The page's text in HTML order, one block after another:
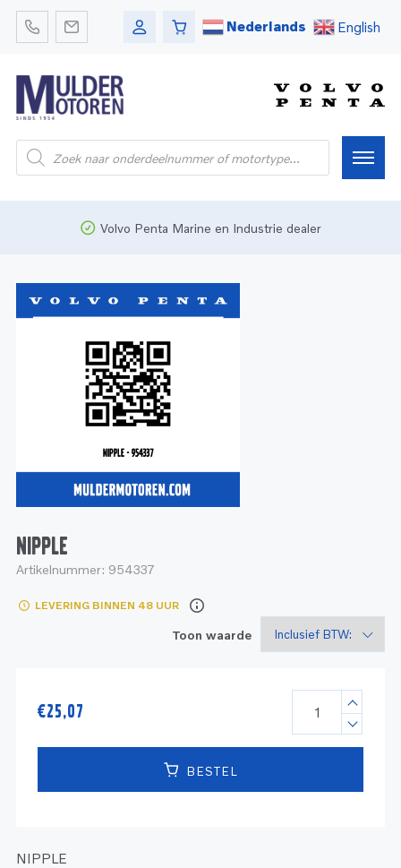
Nederlands English
Onderdelen
Bedrijfsvaart
Onderdelen
Motoren
Onderdelen
Service
Motoren
Service en onderhoud
Reman - Bedrijfsvaart
Volvo Penta Marine en Industrie dealer
NIPPLE
Artikelnummer: 954337
LEVERING BINNEN 48 UUR
Toon waarde
€25,07
BESTEL
NIPPLE